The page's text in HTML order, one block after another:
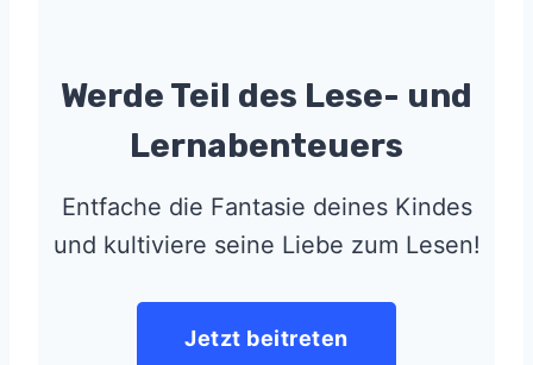
Werde Teil des Lese- und
Lernabenteuers
Entfache die Fantasie deines Kindes
und kultiviere seine Liebe zum Lesen!
Jetzt beitreten